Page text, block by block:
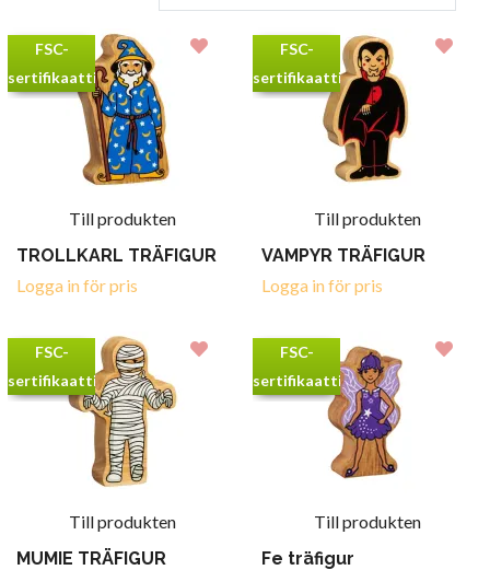
FSC-
sertifikaatti
Till produkten
TROLLKARL TRÄFIGUR
Logga in för pris
FSC-
sertifikaatti
Till produkten
VAMPYR TRÄFIGUR
Logga in för pris
FSC-
sertifikaatti
Till produkten
MUMIE TRÄFIGUR
FSC-
sertifikaatti
Till produkten
Fe träfigur